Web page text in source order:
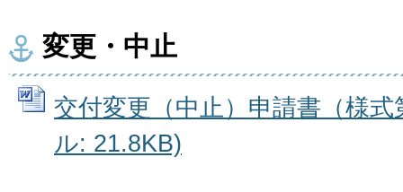
変更・中止
交付変更（中止）申請書（様
ル: 21.8KB)